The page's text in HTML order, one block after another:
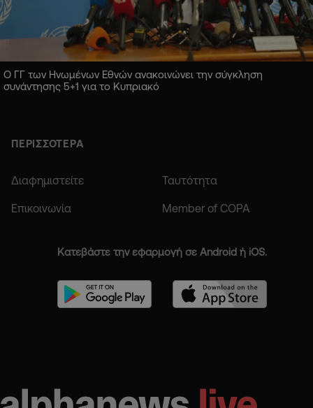
Ο ΓΓ των Ηνωμένων Εθνών ανακοινώνει την σύγκληση
συνάντησης 5+1 για το Κυπριακό
ΠΕΡΙΣΣΟΤΕΡΑ
Διαφημιστείτε Ταυτότητα
Επικοινωνία Member of COPA
Κατεβάστε την εφαρμογή σε Android ή iOS.